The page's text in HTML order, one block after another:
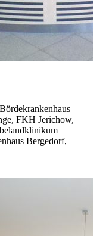
Bördekrankenhaus
FKH Jerichow,
Bergedorf,